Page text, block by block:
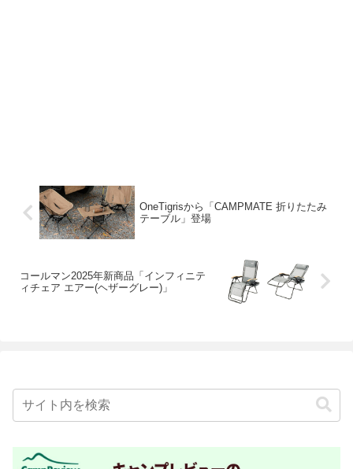
OneTigrisから「CAMPMATE 折りたたみ
テーブル」登場
コールマン2025年新商品「インフィニテ
ィチェア エアー(ヘザーグレー)」